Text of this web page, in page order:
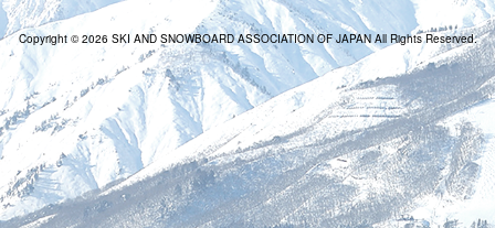
Copyright © 2026 SKI AND SNOWBOARD ASSOCIATION OF JAPAN All Rights Reserved.